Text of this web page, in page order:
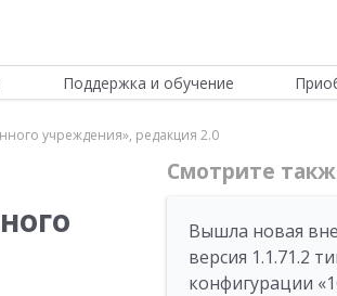
Поддержка и обучение
учреждения», редакция 2.0
Смотрите
Вышла новая
версия 1.1.71.2
конфигурации